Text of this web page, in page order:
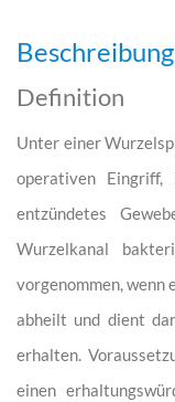
Beschreibung
Definition
Unter einer
operativen Eingriff,
entzündetes
Wurzelkanal
vorgenommen, wenn
abheilt und dient
erhalten.
einen